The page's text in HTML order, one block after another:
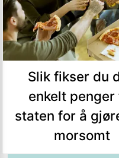
Kamera
Velg bilde
Send inn
PS:Vil du være med i
kontaktdetaljer i neste
Slik fikser du
enkelt penger
staten for å
morsomt